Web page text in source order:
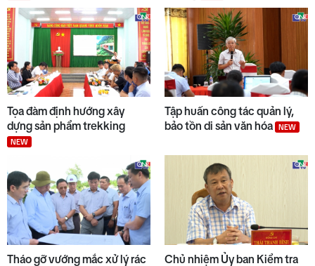
10
Học sinh tựu trường từ ngày
22/8
Tọa đàm định hướng xây
dựng sản phẩm trekking
NEW
Tập huấn công tác quản lý,
bảo tồn di sản văn hóa
NEW
Tháo gỡ vướng mắc xử lý rác
Chủ nhiệm Ủy ban Kiểm tra